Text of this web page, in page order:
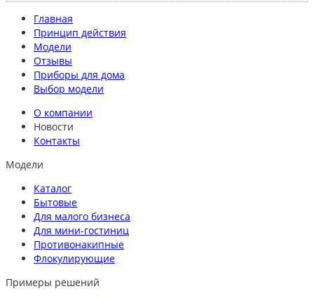
Главная
Принцип действия
Модели
Отзывы
Приборы для дома
Выбор модели
О компании
Новости
Контакты
Модели
Каталог
Бытовые
Для малого бизнеса
Для мини-гостиниц
Противонакипные
Флокулирующие
Примеры решений